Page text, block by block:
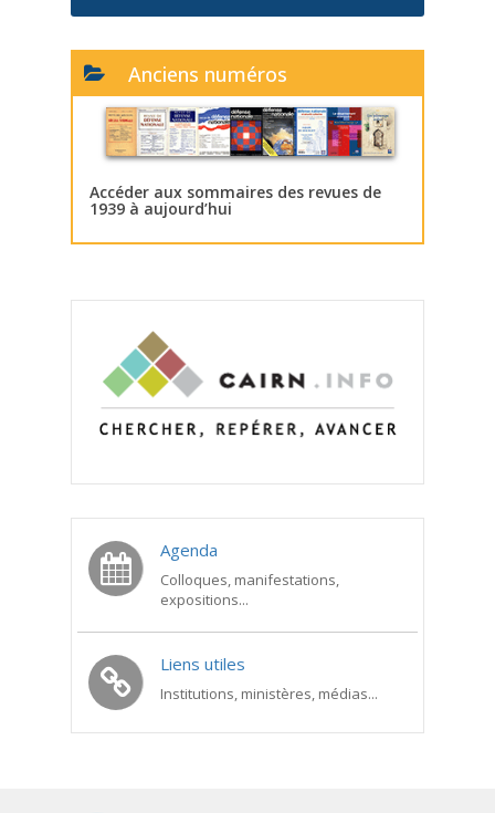
Anciens numéros
Accéder aux sommaires des revues de
1939 à aujourd’hui
Agenda
Colloques, manifestations,
expositions...
Liens utiles
Institutions, ministères, médias...